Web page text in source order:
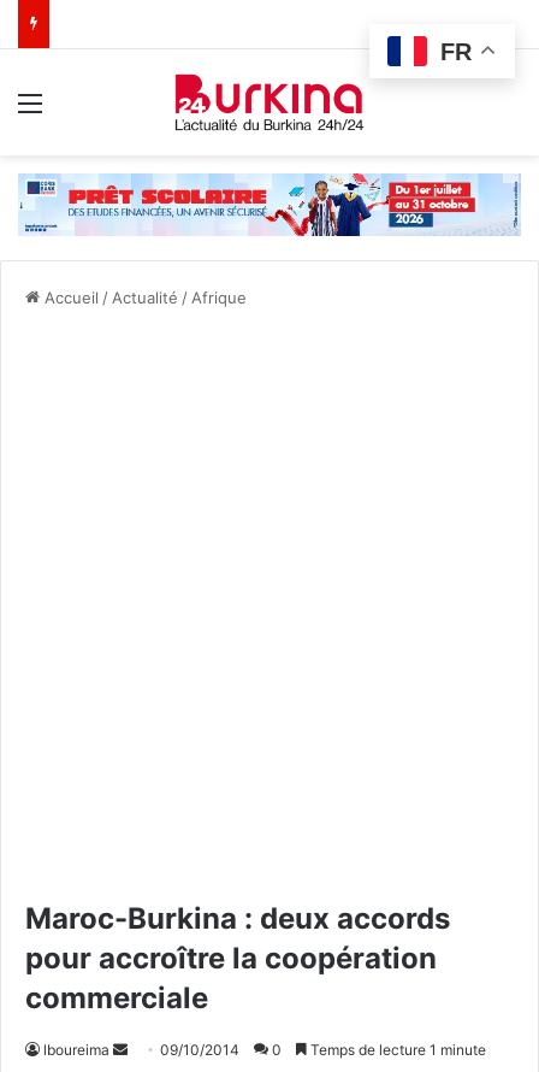
Accueil / Actualité / Afrique
Maroc-Burkina : deux accords
pour accroître la coopération
commerciale
lboureima 09/10/2014 0 Temps de lecture 1 minute
FR